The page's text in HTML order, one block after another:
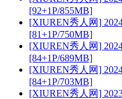
[92+1P/855MB]
[XIUREN秀人网]
[81+1P/750MB]
[XIUREN秀人网]
[84+1P/689MB]
[XIUREN秀人网]
[84+1P/703MB]
[XIUREN秀人网]